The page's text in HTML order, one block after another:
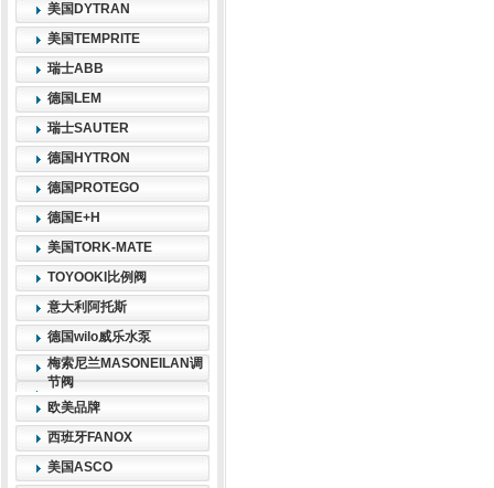
美国DYTRAN
美国TEMPRITE
瑞士ABB
德国LEM
瑞士SAUTER
德国HYTRON
德国PROTEGO
德国E+H
美国TORK-MATE
TOYOOKI比例阀
意大利阿托斯
德国wilo威乐水泵
梅索尼兰MASONEILAN调
节阀
欧美品牌
西班牙FANOX
美国ASCO